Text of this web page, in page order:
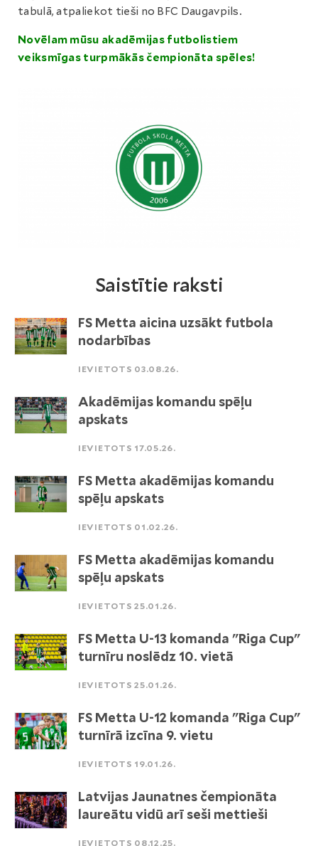
tabulā, atpaliekot tieši no BFC Daugavpils.
Novēlam mūsu akadēmijas futbolistiem
veiksmīgas turpmākās čempionāta spēles!
Saistītie raksti
FS Metta aicina uzsākt futbola
nodarbības
IEVIETOTS 03.08.26.
Akadēmijas komandu spēļu
apskats
IEVIETOTS 17.05.26.
FS Metta akadēmijas komandu
spēļu apskats
IEVIETOTS 01.02.26.
FS Metta akadēmijas komandu
spēļu apskats
IEVIETOTS 25.01.26.
FS Metta U-13 komanda "Riga Cup"
turnīru noslēdz 10. vietā
IEVIETOTS 25.01.26.
FS Metta U-12 komanda "Riga Cup"
turnīrā izcīna 9. vietu
IEVIETOTS 19.01.26.
Latvijas Jaunatnes čempionāta
laureātu vidū arī seši mettieši
IEVIETOTS 08.12.25.